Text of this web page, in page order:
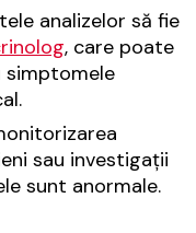
analizelor să fie
, care poate
simptomele
sau investigații
sunt anormale.